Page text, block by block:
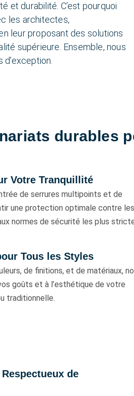
et durabilité. C’est pourquoi
les architectes,
leur proposant des solutions
supérieure. Ensemble, nous
durables
Votre Tranquillité
de serrures multipoints et de
une protection optimale contre les
normes de sécurité les plus
Tous les Styles
de finitions, et de matériaux,
goûts et à l’esthétique de votre
traditionnelle.
de